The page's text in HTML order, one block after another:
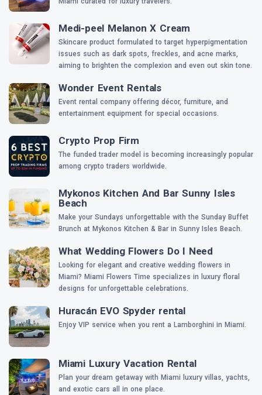
Medi-peel Melanon X Cream
Skincare product formulated to target hyperpigmentation
issues such as dark spots, freckles, and acne marks,
aiming to brighten the complexion and even out skin tone.
Wonder Event Rentals
Event rental company offering décor, furniture, and
entertainment equipment for special occasions.
Crypto Prop Firm
The funded trader model is becoming increasingly popular
among crypto traders worldwide.
Mykonos Kitchen And Bar Sunny Isles
Beach
Make your Sundays unforgettable with the Sunday Buffet
Brunch at Mykonos Kitchen & Bar in Sunny Isles Beach.
What Wedding Flowers Do I Need
Looking for elegant and creative wedding flowers in
Miami? Miami Flowers Time specializes in luxury floral
designs for unforgettable celebrations.
Huracán EVO Spyder rental
Enjoy VIP service when you rent a Lamborghini in Miami.
Miami Luxury Vacation Rental
Plan your dream getaway with Miami luxury villas, yachts,
and exotic cars all in one place.